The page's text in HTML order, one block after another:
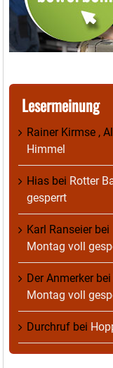
Lesermeinung
Rainer Kirmse ,
Himmel
Hias bei Rotter
gesperrt
Karl Ranseierbei
Montag voll
Der Anmerkerbei
Montag voll
Durchruf bei